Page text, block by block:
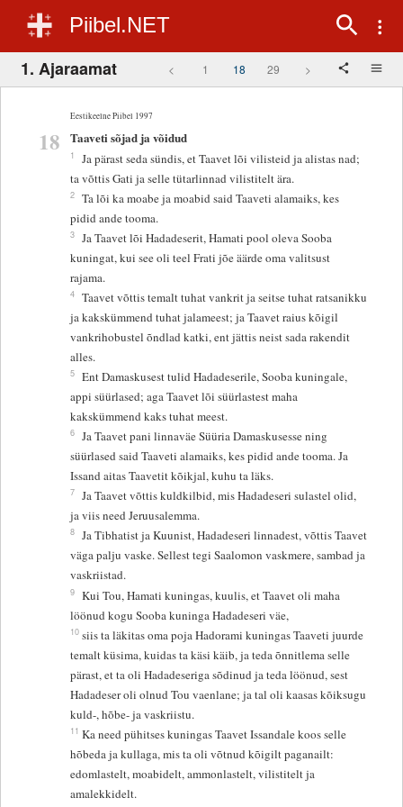
Piibel.NET
1. Ajaraamat < 1 18 29 >
Eestikeelne Piibel 1997
18 Taaveti sõjad ja võidud
1
Ja pärast seda sündis, et Taavet lõi vilisteid ja alistas nad;
ta võttis Gati ja selle tütarlinnad vilistitelt ära.
2 Ta lõi ka moabe ja moabid said Taaveti alamaiks, kes
pidid ande tooma.
3 Ja Taavet lõi Hadadeserit, Hamati pool oleva Sooba
kuningat, kui see oli teel Frati jõe äärde oma valitsust
rajama.
4 Taavet võttis temalt tuhat vankrit ja seitse tuhat ratsanikku
ja kakskümmend tuhat jalameest; ja Taavet raius kõigil
vankrihobustel õndlad katki, ent jättis neist sada rakendit
alles.
5 Ent Damaskusest tulid Hadadeserile, Sooba kuningale,
appi süürlased; aga Taavet lõi süürlastest maha
kakskümmend kaks tuhat meest.
6 Ja Taavet pani linnaväe Süüria Damaskusesse ning
süürlased said Taaveti alamaiks, kes pidid ande tooma. Ja
Issand aitas Taavetit kõikjal, kuhu ta läks.
7 Ja Taavet võttis kuldkilbid, mis Hadadeseri sulastel olid,
ja viis need Jeruusalemma.
8 Ja Tibhatist ja Kuunist, Hadadeseri linnadest, võttis Taavet
väga palju vaske. Sellest tegi Saalomon vaskmere, sambad ja
vaskriistad.
9 Kui Tou, Hamati kuningas, kuulis, et Taavet oli maha
löönud kogu Sooba kuninga Hadadeseri väe,
10 siis ta läkitas oma poja Hadorami kuningas Taaveti juurde
temalt küsima, kuidas ta käsi käib, ja teda õnnitlema selle
pärast, et ta oli Hadadeseriga sõdinud ja teda löönud, sest
Hadadeser oli olnud Tou vaenlane; ja tal oli kaasas kõiksugu
kuld-, hõbe- ja vaskriistu.
11 Ka need pühitses kuningas Taavet Issandale koos selle
hõbeda ja kullaga, mis ta oli võtnud kõigilt paganailt:
edomlastelt, moabidelt, ammonlastelt, vilistitelt ja
amalekkidelt.